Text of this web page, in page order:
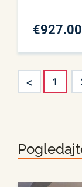
€
< 1